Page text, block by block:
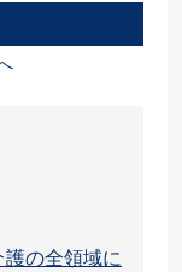
の全領域に